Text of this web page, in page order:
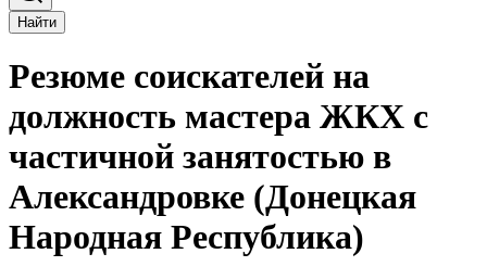
Найти
Резюме соискателей на
должность мастера ЖКХ с
частичной занятостью в
Александровке (Донецкая
Народная Республика)